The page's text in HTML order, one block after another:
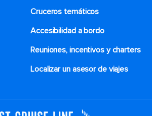
Cruceros temáticos
Accesibilidad a bordo
Reuniones, incentivos y charters​
Localizar un asesor de viajes